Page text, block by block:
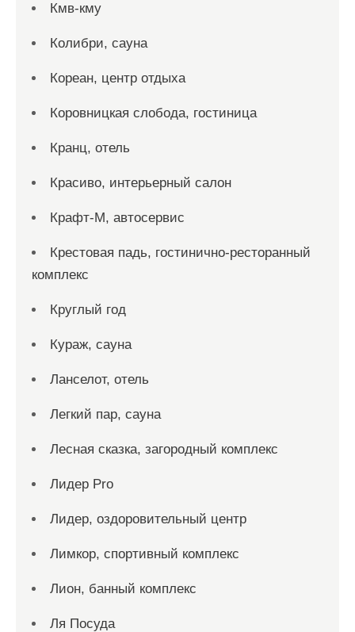
Кмв-кму
Колибри, сауна
Кореан, центр отдыха
Коровницкая слобода, гостиница
Кранц, отель
Красиво, интерьерный салон
Крафт-М, автосервис
Крестовая падь, гостинично-ресторанный
комплекс
Круглый год
Кураж, сауна
Ланселот, отель
Легкий пар, сауна
Лесная сказка, загородный комплекс
Лидер Pro
Лидер, оздоровительный центр
Лимкор, спортивный комплекс
Лион, банный комплекс
Ля Посуда